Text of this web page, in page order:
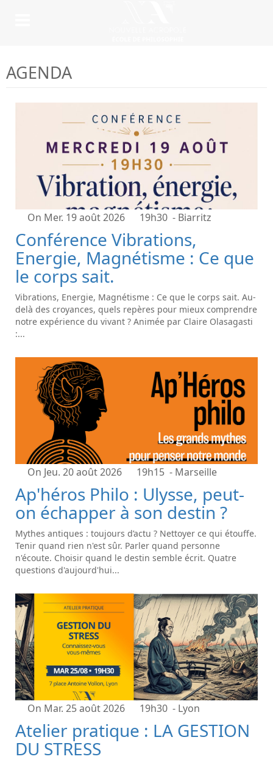
AGENDA
On Mer. 19 août 2026 19h30 - Biarritz
Conférence Vibrations,
Energie, Magnétisme : Ce que
le corps sait.
Vibrations, Energie, Magnétisme : Ce que le corps sait. Au-
delà des croyances, quels repères pour mieux comprendre
notre expérience du vivant ? Animée par Claire Olasagasti
:...
On Jeu. 20 août 2026 19h15 - Marseille
Ap'héros Philo : Ulysse, peut-
on échapper à son destin ?
Mythes antiques : toujours d’actu ? Nettoyer ce qui étouffe.
Tenir quand rien n'est sûr. Parler quand personne
n'écoute. Choisir quand le destin semble écrit. Quatre
questions d'aujourd'hui...
On Mar. 25 août 2026 19h30 - Lyon
Atelier pratique : LA GESTION
DU STRESS